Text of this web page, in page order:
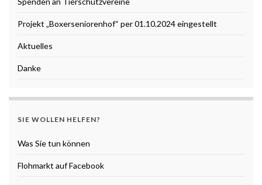
Projekt „Boxerseniorenhof“ per 01.10.2024 eingestellt
Aktuelles
Danke
SIE WOLLEN HELFEN?
Was Sie tun können
Flohmarkt auf Facebook